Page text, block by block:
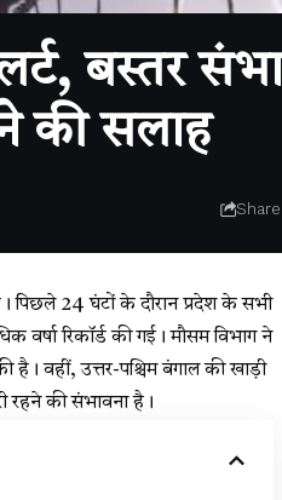
बस्तर
की सलाह
Share
पिछले 24 घंटों के दौरान प्रदेश के सभी
रिकॉर्ड की गई। मौसम विभाग ने
है। वहीं, उत्तर-पश्चिम बंगाल की खाड़ी
रहने की संभावना है।